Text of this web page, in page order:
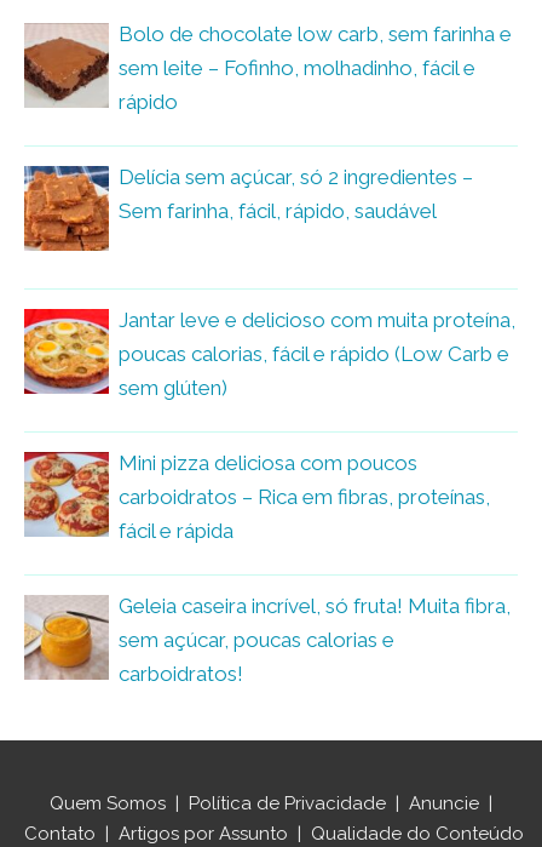
Bolo de chocolate low carb, sem farinha e
sem leite – Fofinho, molhadinho, fácil e
rápido
Delícia sem açúcar, só 2 ingredientes –
Sem farinha, fácil, rápido, saudável
Jantar leve e delicioso com muita proteína,
poucas calorias, fácil e rápido (Low Carb e
sem glúten)
Mini pizza deliciosa com poucos
carboidratos – Rica em fibras, proteínas,
fácil e rápida
Geleia caseira incrível, só fruta! Muita fibra,
sem açúcar, poucas calorias e
carboidratos!
Quem Somos | Política de Privacidade | Anuncie |
Contato | Artigos por Assunto | Qualidade do Conteúdo